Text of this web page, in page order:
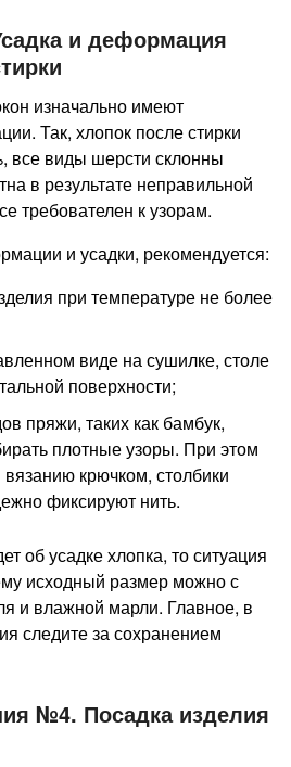
и деформация
изначально имеют
Так, хлопок после стирки
все виды шерсти склонны
в результате неправильной
требователен к узорам.
и усадки, рекомендуется:
при температуре не более
виде на сушилке, столе
поверхности;
пряжи, таких как бамбук,
плотные узоры. При этом
вязанию крючком, столбики
фиксируют нить.
об усадке хлопка, то ситуация
исходный размер можно с
и влажной марли. Главное, в
следите за сохранением
№4. Посадка изделия